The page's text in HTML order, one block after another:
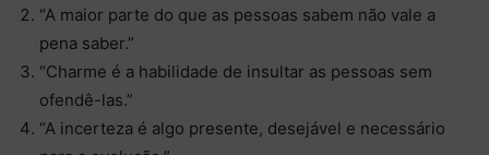
“A maior parte do que as pessoas sabem não vale a
pena saber.”
“Charme é a habilidade de insultar as pessoas sem
ofendê-las.”
“A incerteza é algo presente, desejável e necessário